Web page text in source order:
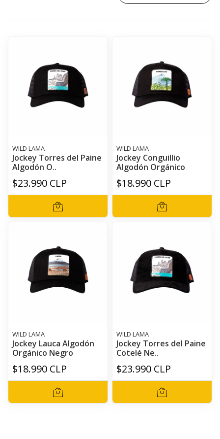
WILD LAMA
Jockey Torres del Paine
Algodón O..
$23.990 CLP
WILD LAMA
Jockey Conguillio
Algodón Orgánico
$18.990 CLP
WILD LAMA
Jockey Lauca Algodón
Orgánico Negro
$18.990 CLP
WILD LAMA
Jockey Torres del Paine
Cotelé Ne..
$23.990 CLP